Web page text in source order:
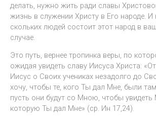
делать, нужно жить ради славы
жизнь в служении Христу в Его народе. И
скольких людей состоит этот народ в
случае.
Это путь, вернее тропинка веры, по
ожидая увидеть славу Иисуса Христа:
Иисус о Своих учениках незадолго до
хочу, чтобы те, кого Ты дал Мне, были
пусть они будут со Мною, чтобы
которую Ты дал Мне» (ср. Ин 17,24).